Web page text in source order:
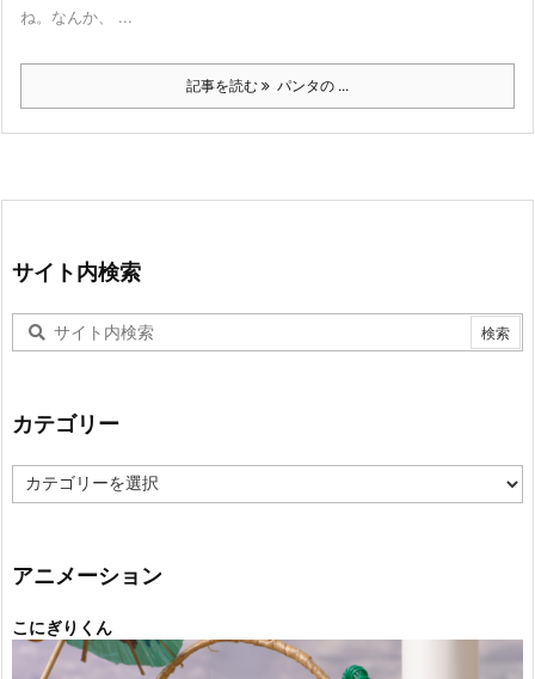
ね。なんか、 ...
記事を読む パンタの ...
サイト内検索
カテゴリー
テ
ー
アニメーション
こにぎりくん